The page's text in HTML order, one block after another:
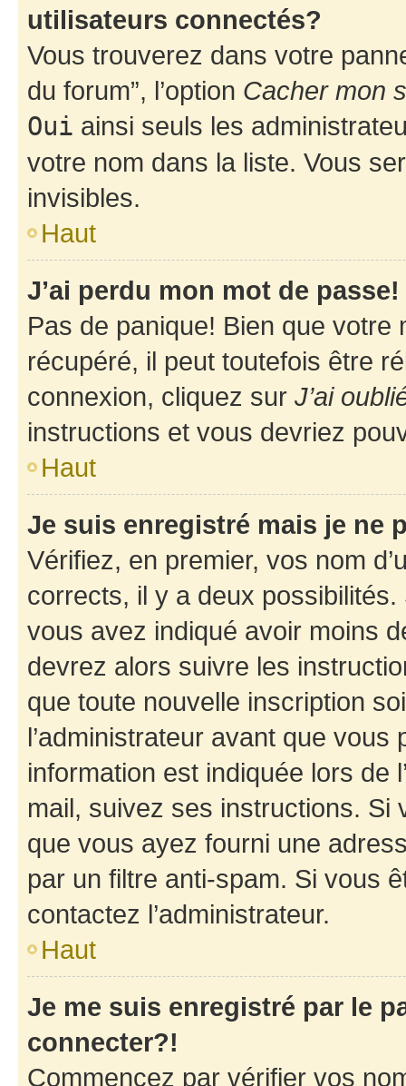
utilisateurs connectés?
Vous trouverez dans votre
du forum”, l’option Cacher mon
Oui ainsi seuls les
votre nom dans la liste. Vous
invisibles.
Haut
J’ai perdu mon mot de passe!
Pas de panique! Bien que
récupéré, il peut toutefois être
connexion, cliquez sur J’ai
instructions et vous devriez
Haut
Je suis enregistré mais je ne
Vérifiez, en premier, vos nom
corrects, il y a deux
vous avez indiqué avoir moins
devrez alors suivre les
que toute nouvelle inscription
l’administrateur avant que
information est indiquée lors de
mail, suivez ses instructions. Si
que vous ayez fourni une
par un filtre anti-spam. Si vous
contactez l’administrateur.
Haut
Je me suis enregistré par le
connecter?!
Commencez par vérifier vos